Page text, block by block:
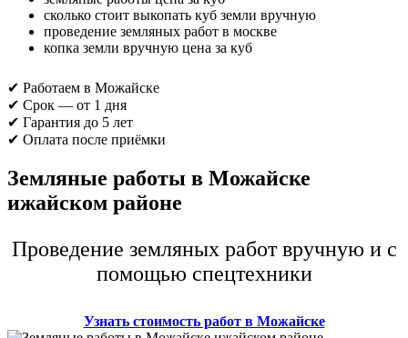
сколько стоит выкопать куб земли вручную
проведение земляных работ в москве
копка земли вручную цена за куб
✔ Работаем в Можайске
✔ Срок — от 1 дня
✔ Гарантия до 5 лет
✔ Оплата после приёмки
Земляные работы в Можайске
ижайском районе
Проведение земляных работ вручную и с
помощью спецтехники
Узнать стоимость работ в Можайске